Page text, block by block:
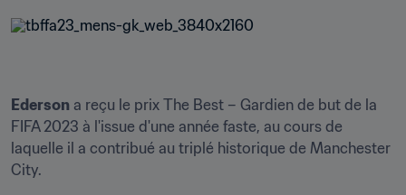
Ederson a reçu le prix The Best – Gardien de but de la
FIFA 2023 à l'issue d'une année faste, au cours de
laquelle il a contribué au triplé historique de Manchester
City.